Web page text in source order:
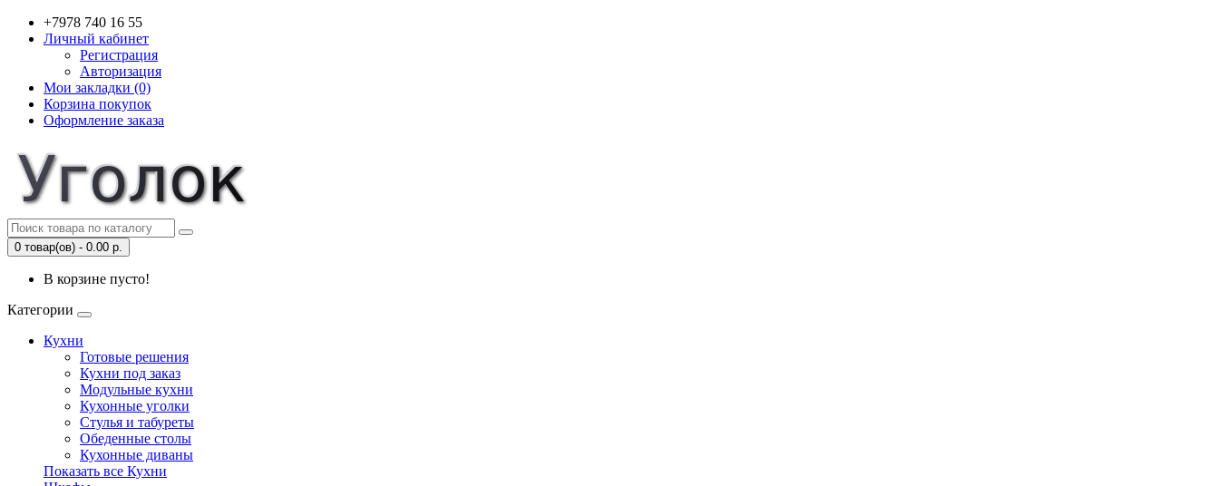
+7978 740 16 55
Личный кабинет
Регистрация
Авторизация
Мои закладки (0)
Корзина покупок
Оформление заказа
0 товар(ов) - 0.00 р.
В корзине пусто!
Категории
Кухни
Готовые решения
Кухни под заказ
Модульные кухни
Кухонные уголки
Стулья и табуреты
Обеденные столы
Кухонные диваны
Показать все Кухни